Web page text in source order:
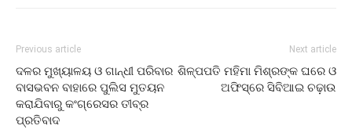
Previous article
ଦଳର ମୁଖ୍ୟାଳୟ ଓ ଗାନ୍ଧୀ ପରିବାର
ବାସଭବନ ବାହାରେ ପୁଲିସ ମୁତୟନ
କରାଯିବାରୁ କଂଗ୍ରେସର ତୀବ୍ର
ପ୍ରତିବାଦ
Next article
ଶିଳ୍ପପତି ମହିମା ମିଶ୍ରଙ୍କ ଘରେ ଓ
ଅଫିସ୍‌ରେ ସିବିଆଇ ଚଢ଼ାଉ